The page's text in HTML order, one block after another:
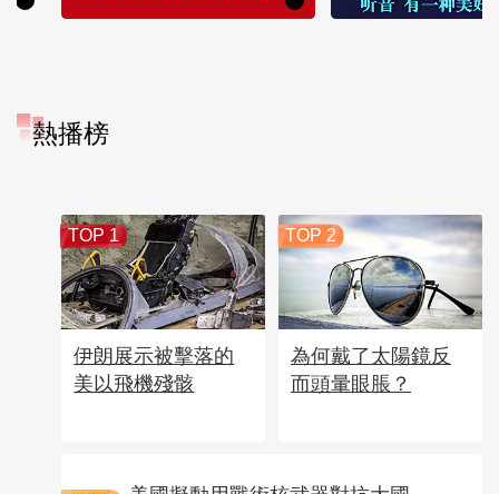
熱播榜
TOP 1
伊朗展示被擊落的
美以飛機殘骸
TOP 2
為何戴了太陽鏡反
而頭暈眼脹？